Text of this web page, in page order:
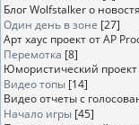
Блог Wolfstalker о
Один день в зоне [27]
Арт хаус проект от AP
Перемотка [8]
Юмористический проект
Видео топы [14]
Видео отчеты с
Начало игры [45]